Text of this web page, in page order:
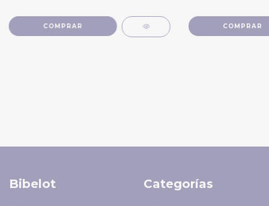
Bibelot Categorías